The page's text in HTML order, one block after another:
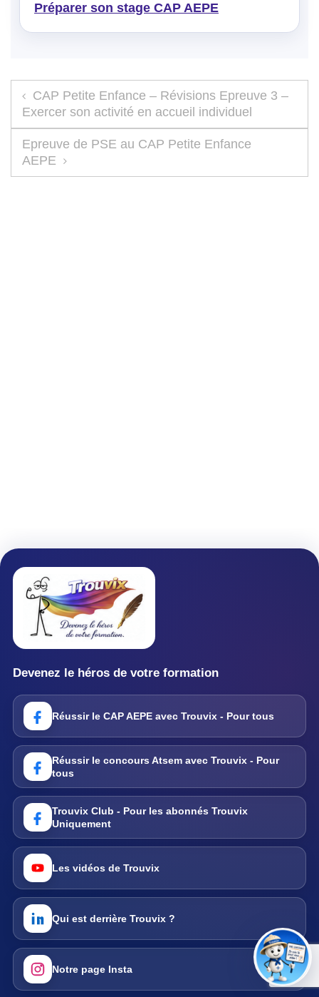
Préparer son stage CAP AEPE
Navigation de l’article
CAP Petite Enfance – Révisions Epreuve 3 –
Exercer son activité en accueil individuel
Epreuve de PSE au CAP Petite Enfance
AEPE
Devenez le héros de votre formation
Réussir le CAP AEPE avec Trouvix - Pour tous
Réussir le concours Atsem avec Trouvix - Pour
tous
Trouvix Club - Pour les abonnés Trouvix
Uniquement
Les vidéos de Trouvix
Qui est derrière Trouvix ?
Notre page Insta